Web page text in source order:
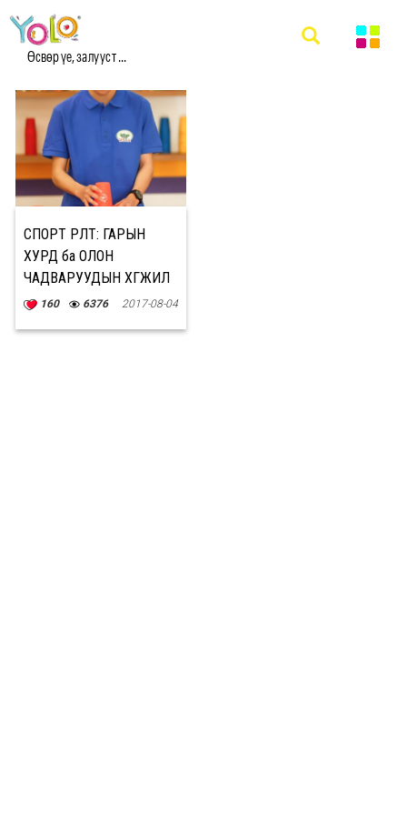
Өсвөр үе, залууст ...
#SPORTURULT МЭДЭЭ
СПОРТ ӨРӨЛТ: ГАРЫН
ХУРД ба ОЛОН
ЧАДВАРУУДЫН ХӨГЖИЛ
160 6376 2017-08-04